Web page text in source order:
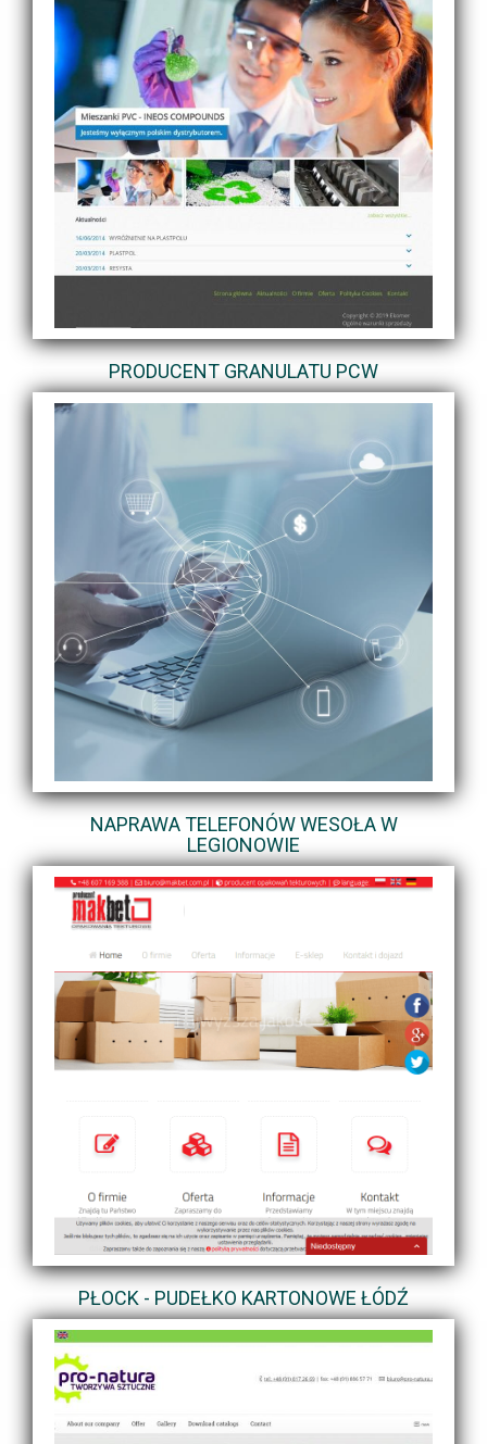
PRODUCENT GRANULATU PCW
NAPRAWA TELEFONÓW WESOŁA W
LEGIONOWIE
PŁOCK - PUDEŁKO KARTONOWE ŁÓDŹ